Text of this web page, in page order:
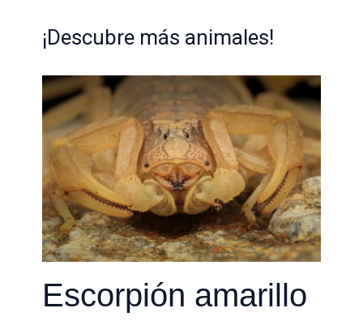
¡Descubre más animales!
Escorpión amarillo